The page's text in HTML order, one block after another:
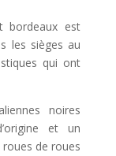
bordeaux est
les sièges au
qui ont
noires
et un
de roues